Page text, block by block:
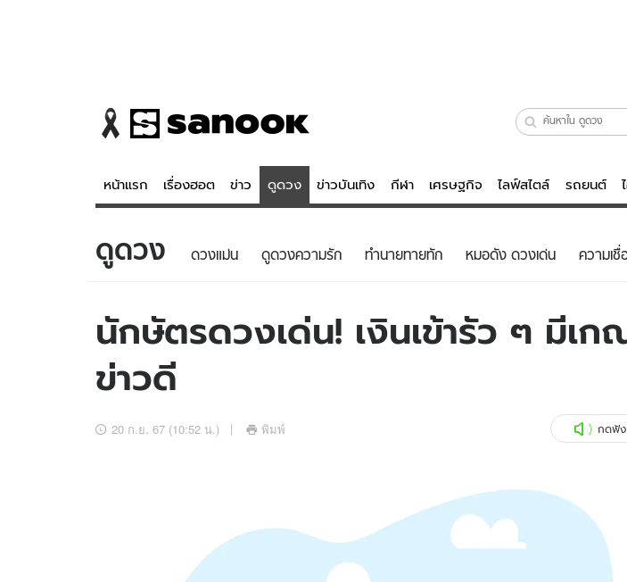
หน้าแรก เรื่องฮอต ข่าว ดูดวง ข่าวบันเทิง กีฬา เศรษฐกิจ ไลฟ์สไตล์ รถยนต์
ข่าว
ข่าวบันเทิง
ข่าวกีฬา
ข่าวเศรษฐกิจ
อัปเดตจีน
ดูดวง - ตรวจหวย
สถิติหวยไทย
ไลฟ์สไตล์
วัยรุ่น
สุขภาพ
Tasteful
Sanook Choice
ดูดวง ดวงแม่น ดูดวงความรัก ทํานายทายทัก หมอดัง ดวงเด่น ความเชื่
นักษัตรดวงเด่น! เงินเข้ารัว ๆ มีเก
ข่าวดี
20 ก.ย. 67 (10:52 น.) พิมพ์ กดฟัง